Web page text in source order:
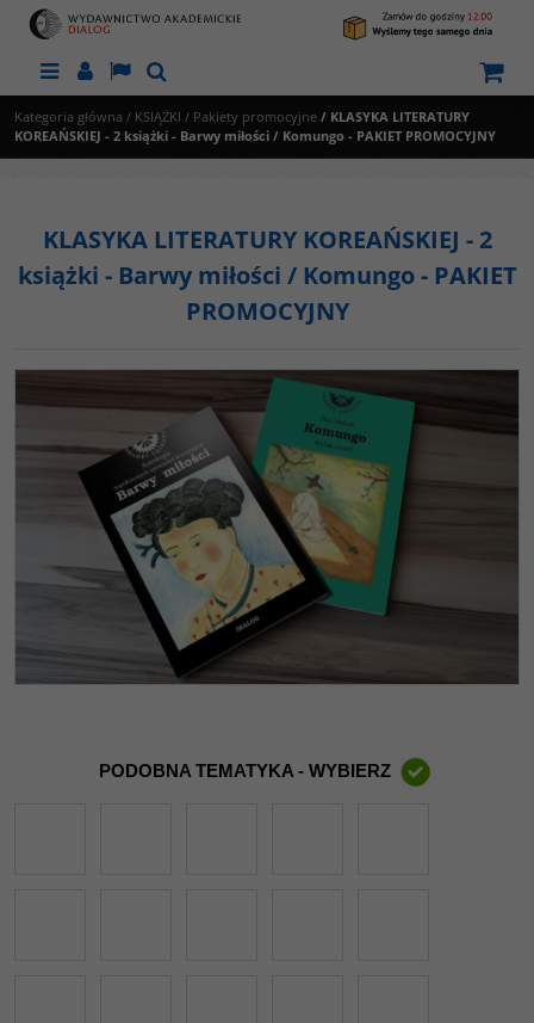
MenuPanelLangSzukaj
Kategoria główna / KSIĄŻKI / Pakiety promocyjne / KLASYKA LITERATURY
KOREAŃSKIEJ - 2 książki - Barwy miłości / Komungo - PAKIET PROMOCYJNY
KLASYKA LITERATURY KOREAŃSKIEJ - 2
książki - Barwy miłości / Komungo - PAKIET
PROMOCYJNY
PODOBNA TEMATYKA - WYBIERZ